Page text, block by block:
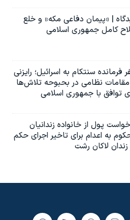
| «پیمان دفاعی مکه» و خلع
کامل جمهوری اسلامی
فرمانده سنتکام به اسرائیل؛ رایزنی
مقامات نظامی در بحبوحه تلاش‌ها
توافق با جمهوری اسلامی
پول از خانواده زندانیان
به‌ اعدام برای تاخیر اجرای حکم
زندان لاکان رشت